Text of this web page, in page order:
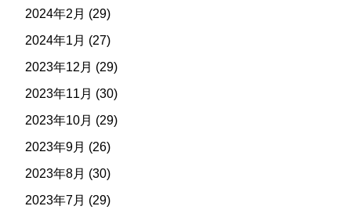
2024年2月 (29)
2024年1月 (27)
2023年12月 (29)
2023年11月 (30)
2023年10月 (29)
2023年9月 (26)
2023年8月 (30)
2023年7月 (29)